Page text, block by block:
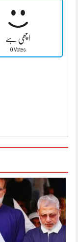
اچھی ہے
0 Votes